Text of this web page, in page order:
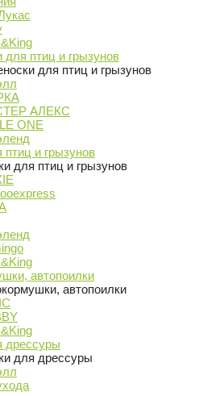
для птиц и грызунов
для птиц и грызунов
АЛЕКС
ONE
и грызунов
для птиц и грызунов
автопоилки
автопоилки
дрессуры
для дрессуры